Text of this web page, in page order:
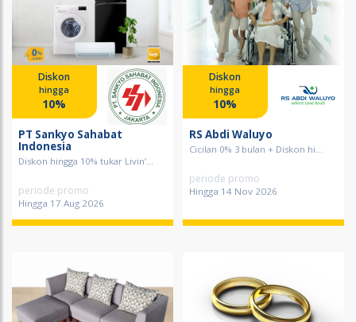
Diskon
hingga
10%
PT Sankyo Sahabat
Indonesia
Diskon hingga 10% tukar Livin’...
periode promo
Hingga 17 Aug 2026
Diskon
hingga
10%
RS Abdi Waluyo
Cicilan 0% 3 bulan + Diskon hi...
periode promo
Hingga 14 Nov 2026